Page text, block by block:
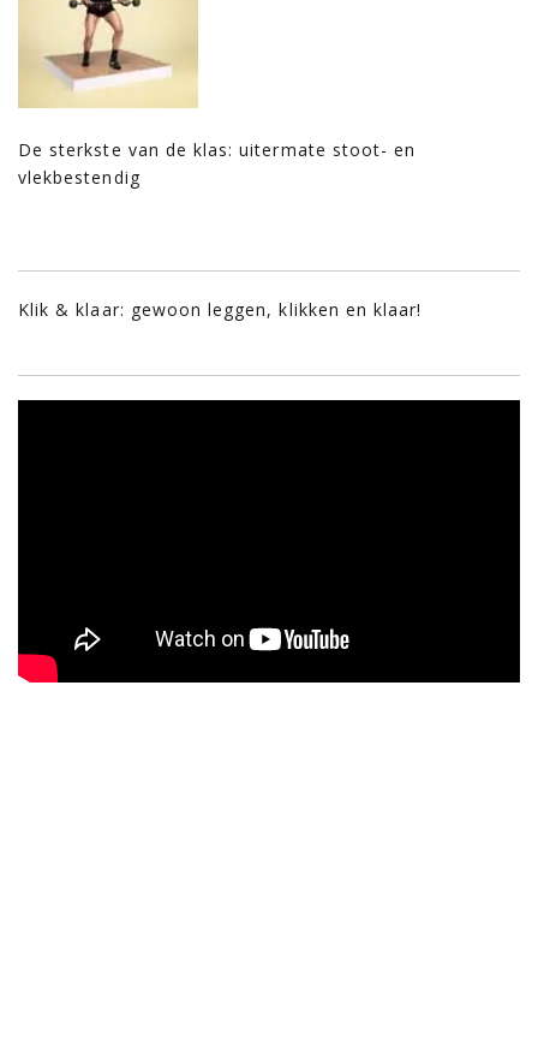
De sterkste van de klas: uitermate stoot- en
vlekbestendig
Klik & klaar: gewoon leggen, klikken en klaar!